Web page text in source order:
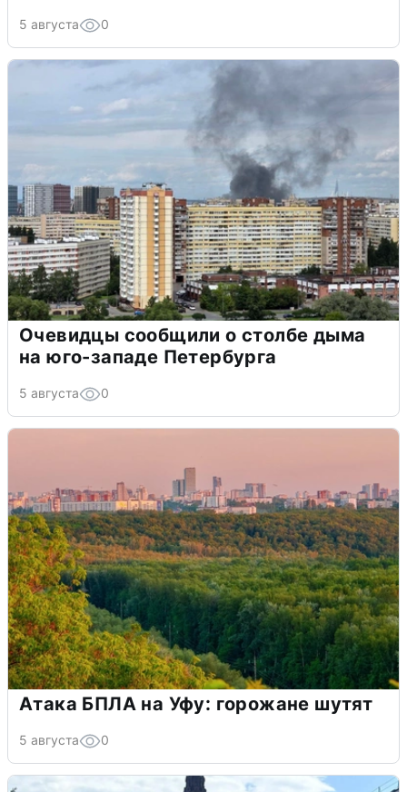
5 августа 0
Очевидцы сообщили о столбе дыма
на юго-западе Петербурга
5 августа 0
Атака БПЛА на Уфу: горожане шутят
5 августа 0